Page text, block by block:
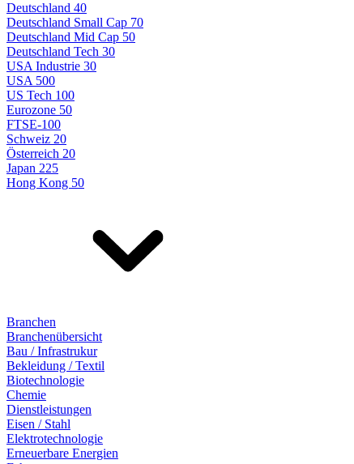
Deutschland 40
Deutschland Small Cap 70
Deutschland Mid Cap 50
Deutschland Tech 30
USA Industrie 30
USA 500
US Tech 100
Eurozone 50
FTSE-100
Schweiz 20
Österreich 20
Japan 225
Hong Kong 50
Branchen
Branchenübersicht
Bau / Infrastrukur
Bekleidung / Textil
Biotechnologie
Chemie
Dienstleistungen
Eisen / Stahl
Elektrotechnologie
Erneuerbare Energien